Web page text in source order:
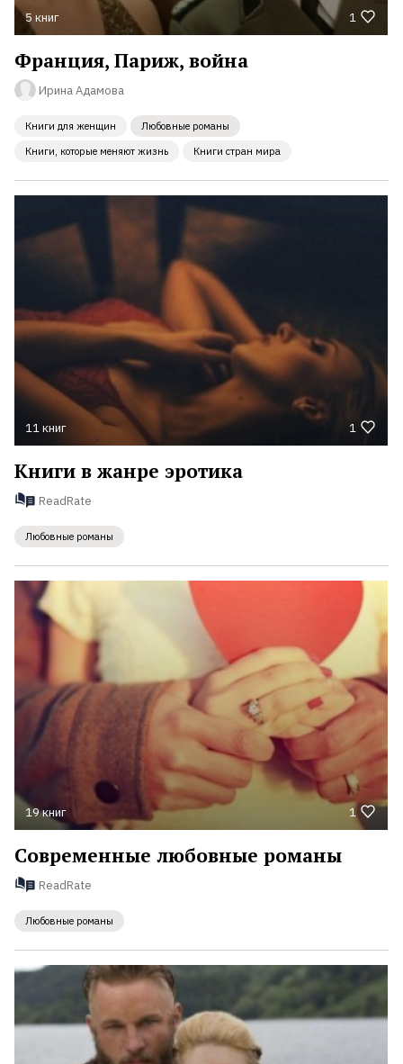
5 книг 1
Франция, Париж, война
Ирина Адамова
Книги для женщин
Любовные романы
Книги, которые меняют жизнь
Книги стран мира
11 книг 1
Книги в жанре эротика
ReadRate
Любовные романы
19 книг 1
Современные любовные романы
ReadRate
Любовные романы